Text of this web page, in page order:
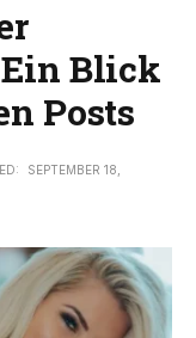
Blick
Posts
SEPTEMBER 18,